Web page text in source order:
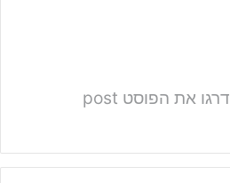
דרגו את הפוסט post